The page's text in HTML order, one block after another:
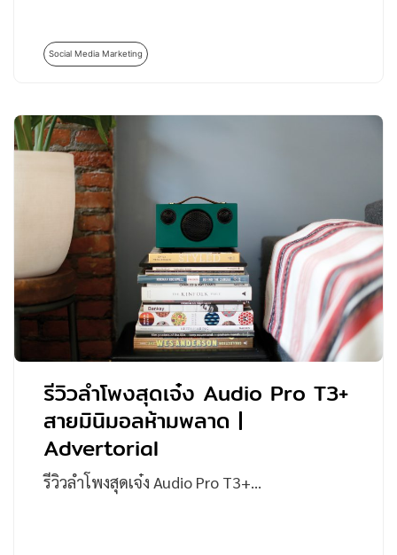
Social Media Marketing
รีวิวลำโพงสุดเจ๋ง Audio Pro T3+
สายมินิมอลห้ามพลาด |
Advertorial
รีวิวลำโพงสุดเจ๋ง Audio Pro T3+…